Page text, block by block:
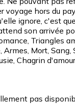
voyage hors du
ignore, c'est
son arrivée
Triangles
Armes, Mort, Sang,
Chagrin
pas